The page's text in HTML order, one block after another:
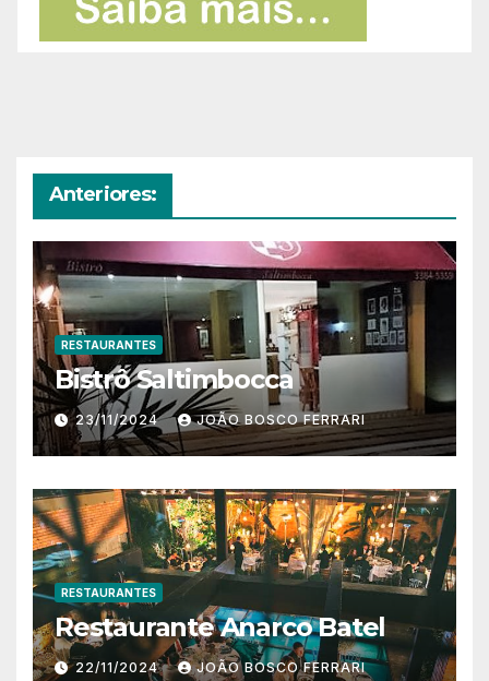
Anteriores:
RESTAURANTES
Bistrô Saltimbocca
23/11/2024 JOÃO BOSCO FERRARI
RESTAURANTES
Restaurante Anarco Batel
22/11/2024 JOÃO BOSCO FERRARI